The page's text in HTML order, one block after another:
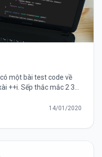
một bài test code về
++i. Sếp thắc mắc 2 3
14/01/2020